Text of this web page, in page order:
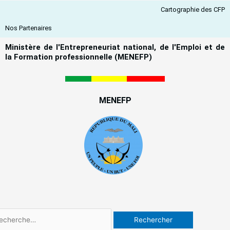
contenu
Cartographie des CFP
Nos Partenaires
Ministère de l'Entrepreneuriat national, de l'Emploi et de
la Formation professionnelle (MENEFP)
MENEFP